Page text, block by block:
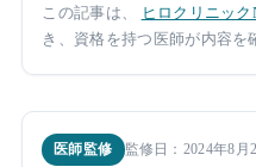
この記事は、 ヒロクリニッ
き、資格を持つ医師が内容を
医師監修 監修日：2024年8月